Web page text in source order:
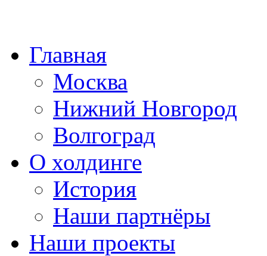
Главная
Москва
Нижний Новгород
Волгоград
О холдинге
История
Наши партнёры
Наши проекты